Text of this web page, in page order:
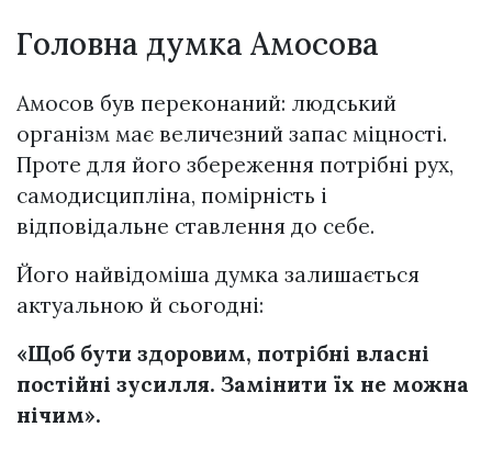
Головна думка Амосова
Амосов був переконаний: людський
організм має величезний запас міцності.
Проте для його збереження потрібні рух,
самодисципліна, помірність і
відповідальне ставлення до себе.
Його найвідоміша думка залишається
актуальною й сьогодні:
«Щоб бути здоровим, потрібні власні
постійні зусилля. Замінити їх не можна
нічим».